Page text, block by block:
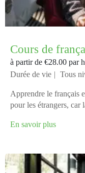
Cours de
à partir de €28.00 par
Durée de vie
Tous
Apprendre le français
pour les étrangers,
En savoir plus